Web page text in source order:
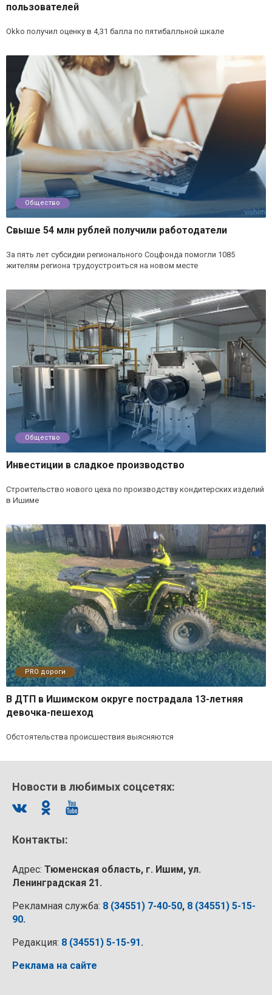
пользователей
Okko получил оценку в 4,31 балла по пятибалльной шкале
Общество
Свыше 54 млн рублей получили работодатели
За пять лет субсидии регионального Соцфонда помогли 1085
жителям региона трудоустроиться на новом месте
Общество
Инвестиции в сладкое производство
Строительство нового цеха по производству кондитерских изделий
в Ишиме
PRO дороги
В ДТП в Ишимском округе пострадала 13-летняя
девочка-пешеход
Обстоятельства происшествия выясняются
Новости в любимых соцсетях:
Контакты:
Адрес: Тюменская область, г. Ишим, ул.
Ленинградская 21.
Рекламная служба: 8 (34551) 7-40-50, 8 (34551) 5-15-
90.
Редакция: 8 (34551) 5-15-91 .
Реклама на сайте